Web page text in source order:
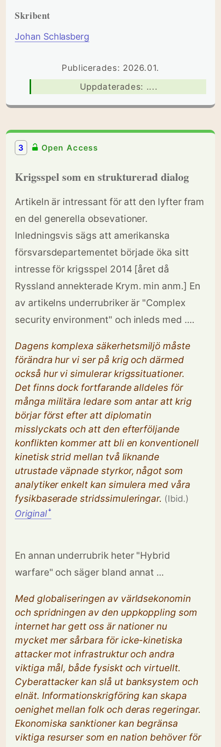
Skribent
Johan Schlasberg
Publicerades: 2026.01.
Uppdaterades: ....
3 Open Access
Krigsspel som en strukturerad dialog
Artikeln är intressant för att den lyfter fram
en del generella obsevationer.
Inledningsvis sägs att amerikanska
försvarsdepartementet började öka sitt
intresse för krigsspel 2014 [året då
Ryssland annekterade Krym. min anm.] En
av artikelns underrubriker är "Complex
security environment" och inleds med ....
Dagens komplexa säkerhetsmiljö måste
förändra hur vi ser på krig och därmed
också hur vi simulerar krigssituationer.
Det finns dock fortfarande alldeles för
många militära ledare som antar att krig
börjar först efter att diplomatin
misslyckats och att den efterföljande
konflikten kommer att bli en konventionell
kinetisk strid mellan två liknande
utrustade väpnade styrkor, något som
analytiker enkelt kan simulera med våra
fysikbaserade stridssimuleringar. (Ibid.)
Originalꜜ
En annan underrubrik heter "Hybrid
warfare" och säger bland annat ...
Med globaliseringen av världsekonomin
och spridningen av den uppkoppling som
internet har gett oss är nationer nu
mycket mer sårbara för icke-kinetiska
attacker mot infrastruktur och andra
viktiga mål, både fysiskt och virtuellt.
Cyberattacker kan slå ut banksystem och
elnät. Informationskrigföring kan skapa
oenighet mellan folk och deras regeringar.
Ekonomiska sanktioner kan begränsa
viktiga resurser som en nation behöver för